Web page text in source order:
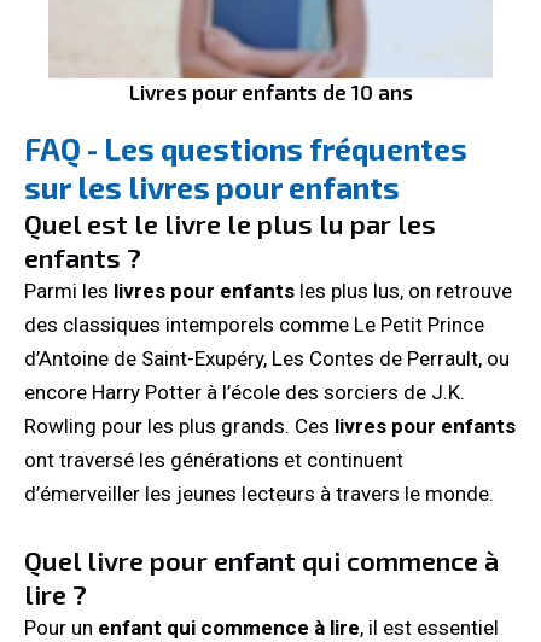
Livres pour enfants de 10 ans
FAQ - Les questions fréquentes
sur les livres pour enfants
Quel est le livre le plus lu par les
enfants ?
Parmi les livres pour enfants les plus lus, on retrouve
des classiques intemporels comme Le Petit Prince
d’Antoine de Saint-Exupéry, Les Contes de Perrault, ou
encore Harry Potter à l’école des sorciers de J.K.
Rowling pour les plus grands. Ces livres pour enfants
ont traversé les générations et continuent
d’émerveiller les jeunes lecteurs à travers le monde.
Quel livre pour enfant qui commence à
lire ?
Pour un enfant qui commence à lire, il est essentiel